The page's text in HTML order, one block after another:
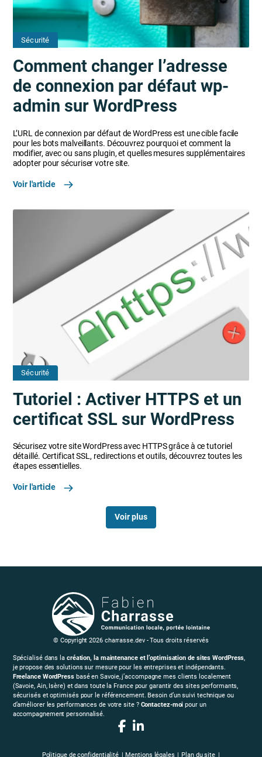
Sécurité
Comment changer l’adresse
de connexion par défaut wp-
admin sur WordPress
L’URL de connexion par défaut de WordPress est une cible facile
pour les bots malveillants. Découvrez pourquoi et comment la
modifier, avec ou sans plugin, et quelles mesures supplémentaires
adopter pour sécuriser votre site.
Voir l'article
Sécurité
Tutoriel : Activer HTTPS et un
certificat SSL sur WordPress
Sécurisez votre site WordPress avec HTTPS grâce à ce tutoriel
détaillé. Certificat SSL, redirections et outils, découvrez toutes les
étapes essentielles.
Voir l'article
Voir plus
© Copyright 2026 charrasse.dev - Tous droits réservés
Spécialisé dans la création, la maintenance et l’optimisation de sites WordPress,
je propose des solutions sur mesure pour les entreprises et indépendants.
Freelance WordPressbasé en Savoie, j’accompagne mes clients localement
(Savoie, Ain, Isère) et dans toute la France pour garantir des sites performants,
sécurisés et optimisés pour le référencement. Besoin d’un suivi technique ou
d’améliorer les performances de votre site ? Contactez-moi pour un
accompagnement personnalisé.
Politique de confidentialité Mentions légales
Plan du site